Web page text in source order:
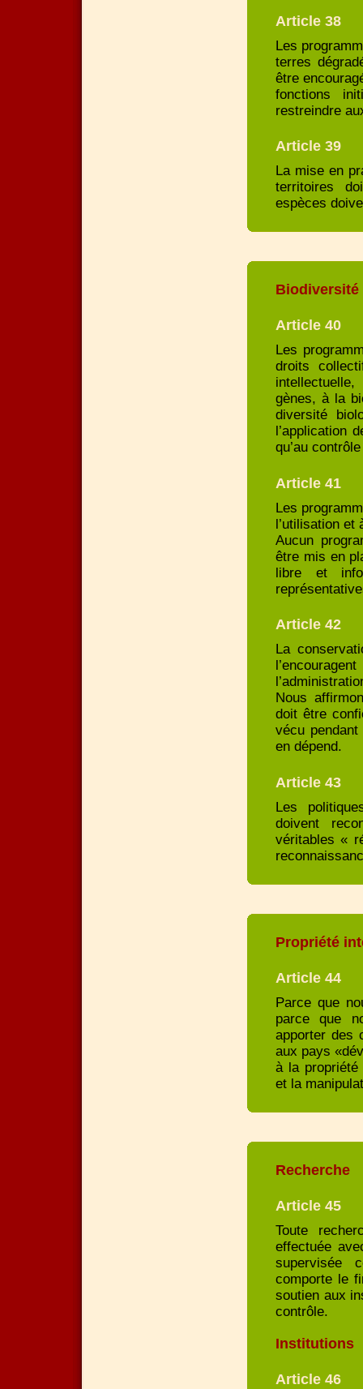
Article 38
Les
terres
être
fonctions
restreindre
Article 39
La mise en
territoires
espèces
Biodiversité
Article 40
Les
droits
gènes, à la
diversité
l’application
qu’au
Article 41
Les
l’utilisation et
Aucun
être mis en
libre et
Article 42
La
Nous
doit être
vécu
en dépend.
Article 43
Les
doivent
véritables «
Propriété
Article 44
Parce que
parce que
apporter des
aux pays
à la propriété
et la
Recherche
Article 45
Toute
effectuée
supervisée
comporte le
soutien aux
contrôle.
Institutions
Article 46